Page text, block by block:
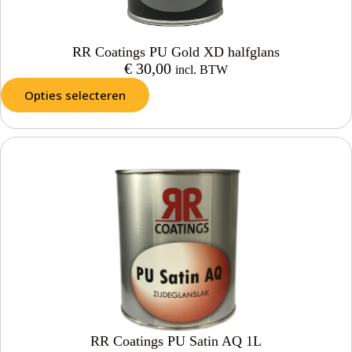
RR Coatings PU Gold XD halfglans
€ 30,00 incl. BTW
Opties selecteren
RR Coatings PU Satin AQ 1L